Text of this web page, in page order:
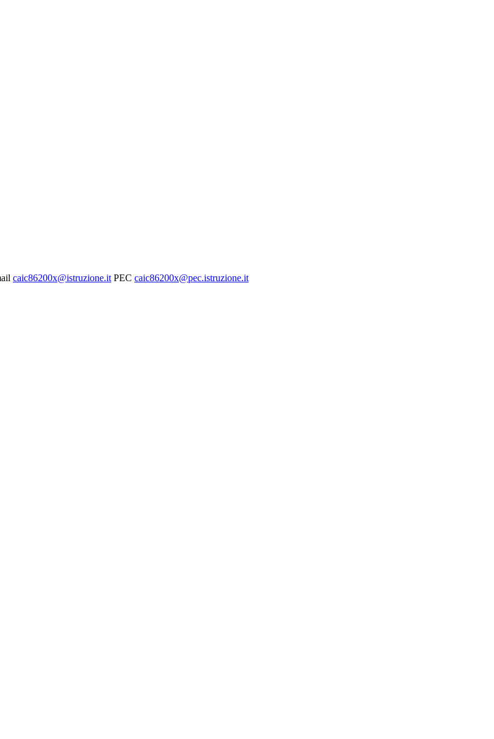
caic86200x@istruzione.it PEC caic86200x@pec.istruzione.it